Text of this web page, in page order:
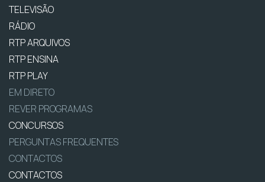
TELEVISÃO
RÁDIO
RTP ARQUIVOS
RTP ENSINA
RTP PLAY
EM DIRETO
REVER PROGRAMAS
CONCURSOS
PERGUNTAS FREQUENTES
CONTACTOS
CONTACTOS